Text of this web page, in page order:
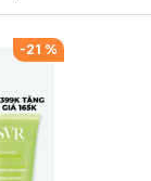
-21 %